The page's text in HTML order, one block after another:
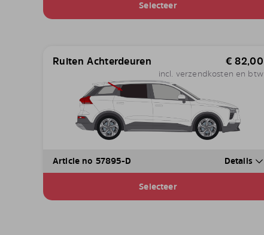
Selecteer
Ruiten Achterdeuren € 82,00
incl. verzendkosten en btw
Article no 57895-D Details
Selecteer